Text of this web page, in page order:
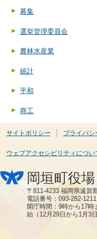
募集
選挙管理委員会
農林水産業
統計
平和
商工
サイトポリシー プライバシ
ウェブアクセシビリティについ
岡垣町役場
〒811-4233 福岡県遠賀
電話番号：093-282-
開庁時間：9時から17
始（12月29日から1月3